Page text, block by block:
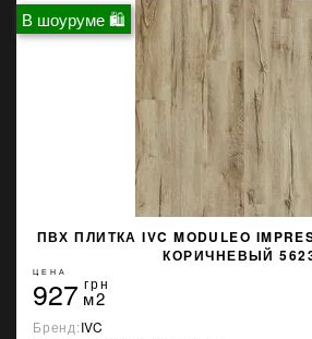
В шоуруме 🛍
ПВХ ПЛИТКА IVC MODULEO
КОРИЧНЕВЫЙ
ЦЕНА
927 грн
м2
Бренд:IVC